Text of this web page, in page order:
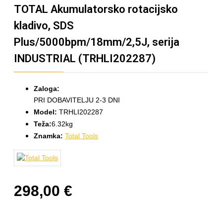
TOTAL Akumulatorsko rotacijsko
kladivo, SDS
Plus/5000bpm/18mm/2,5J, serija
INDUSTRIAL (TRHLI202287)
Zaloga:
PRI DOBAVITELJU 2-3 DNI
Model: TRHLI202287
Teža:6.32kg
Znamka: Total Tools
298,00 €